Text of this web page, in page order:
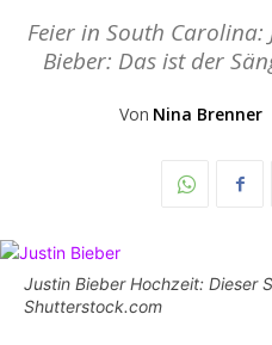
Feier in South
Bieber: Das ist der
Von Nina Brenner
Justin Bieber Hochzeit: Dieser
Shutterstock.com